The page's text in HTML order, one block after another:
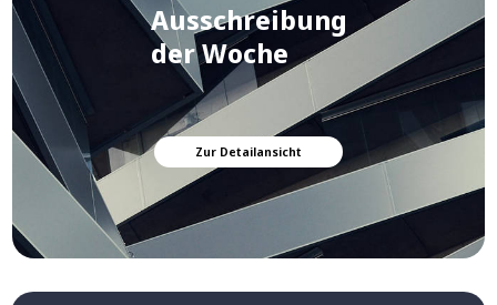
Ausschreibung
der Woche
Zur Detailansicht